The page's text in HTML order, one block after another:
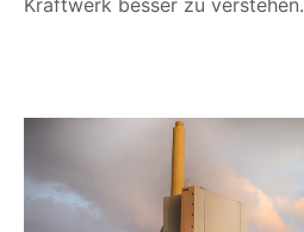
Kraftwerk besser zu verstehen.